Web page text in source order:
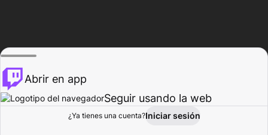
Explorar Actividad
Abrir en app
Seguir usando la web
¿Ya tienes una cuenta?Iniciar sesión